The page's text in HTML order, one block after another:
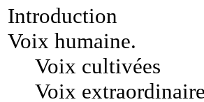
Introduction
Voix humaine.
Voix cultivées
Voix